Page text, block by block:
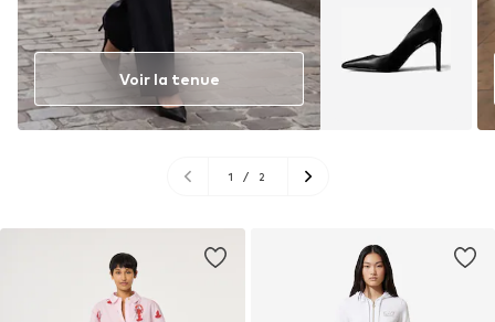
Voir la tenue
1 / 2